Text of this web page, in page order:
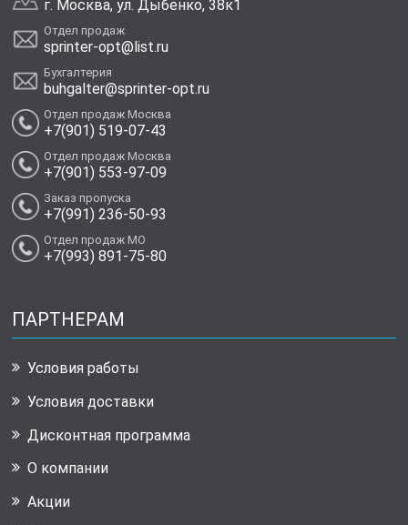
г. Москва, ул. Дыбенко, 38к1
Отдел продаж
sprinter-opt@list.ru
Бухгалтерия
buhgalter@sprinter-opt.ru
Отдел продаж Москва
+7(901) 519-07-43
Отдел продаж Москва
+7(901) 553-97-09
Заказ пропуска
+7(991) 236-50-93
Отдел продаж МО
+7(993) 891-75-80
ПАРТНЕРАМ
Условия работы
Условия доставки
Дисконтная программа
О компании
Акции